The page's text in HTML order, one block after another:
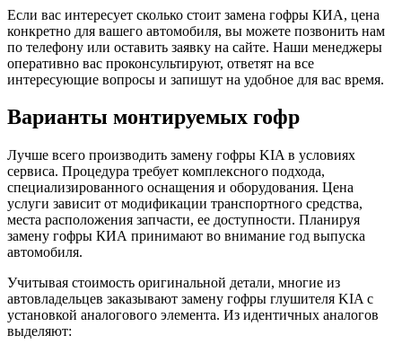
Если вас интересует сколько стоит замена гофры КИА, цена
конкретно для вашего автомобиля, вы можете позвонить нам
по телефону или оставить заявку на сайте. Наши менеджеры
оперативно вас проконсультируют, ответят на все
интересующие вопросы и запишут на удобное для вас время.
Варианты монтируемых гофр
Лучше всего производить замену гофры KIA в условиях
сервиса. Процедура требует комплексного подхода,
специализированного оснащения и оборудования. Цена
услуги зависит от модификации транспортного средства,
места расположения запчасти, ее доступности. Планируя
замену гофры КИА принимают во внимание год выпуска
автомобиля.
Учитывая стоимость оригинальной детали, многие из
автовладельцев заказывают замену гофры глушителя KIA с
установкой аналогового элемента. Из идентичных аналогов
выделяют: